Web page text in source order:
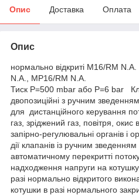
Опис Доставка Оплата
Опис
нормально відкриті M16/RM
N.A., MP16/RM N.A.
Тиск P=500 mbar або P=6 bar
двопозиційні з ручним
для дистанційного керування
газ, зріджений газ, повітря, окис
запірно-регулювальні органів
дії клапанів із ручним
автоматичному перекритті
надходження напруги на
разі нормально відкритого
котушки в разі нормального